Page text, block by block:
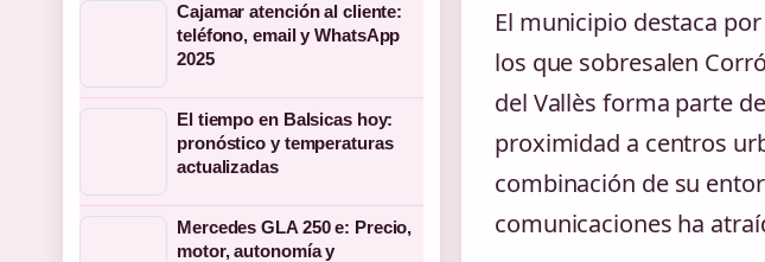
El municipio destaca
los que sobresalen
del Vallès forma parte
proximidad a centros
combinación de su
comunicaciones ha
Cajamar atención al cliente:
teléfono, email y WhatsApp
2025
El tiempo en Balsicas hoy:
pronóstico y temperaturas
actualizadas
Mercedes GLA 250 e: Precio,
motor, autonomía y